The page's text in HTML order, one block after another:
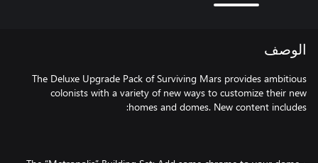
الوصف
The Deluxe Upgrade Pack of Surviving Mars provides ambitious
colonists with a variety of new ways to customize their new